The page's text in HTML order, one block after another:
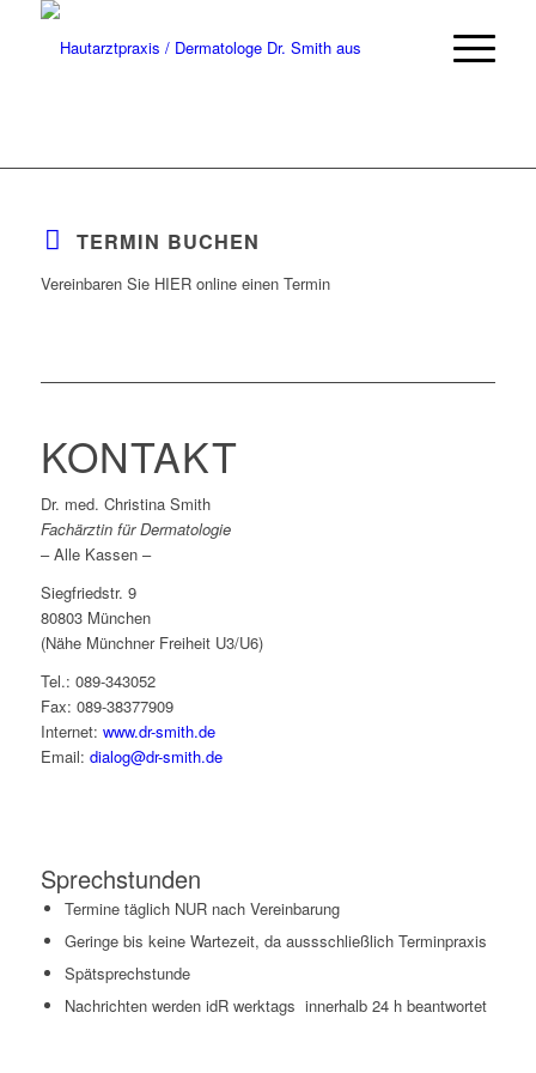
TERMIN BUCHEN
Vereinbaren Sie HIER online einen Termin
KONTAKT
Dr. med. Christina Smith
Fachärztin für Dermatologie
– Alle Kassen –
Siegfriedstr. 9
80803 München
(Nähe Münchner Freiheit U3/U6)
Tel.: 089-343052
Fax: 089-38377909
Internet: www.dr-smith.de
Email: dialog@dr-smith.de
Sprechstunden
Termine täglich NUR nach Vereinbarung
Geringe bis keine Wartezeit, da aussschließlich Terminpraxis
Spätsprechstunde
Nachrichten werden idR werktags innerhalb 24 h beantwortet